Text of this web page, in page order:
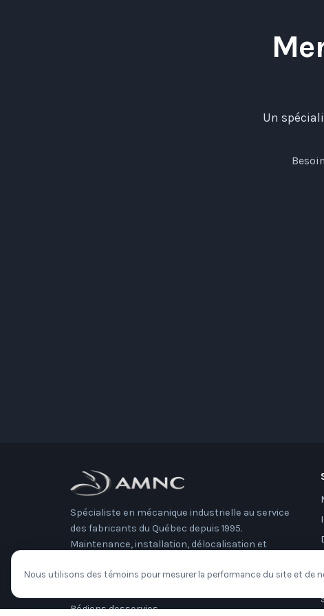
Un
Spécialiste en mécanique industrielle au service
des fabricants du Québec depuis 1995.
Maintenance, installation, délocalisation et
Régions desservies
Nous utilisons des témoins pour mesurer la performance du site et de